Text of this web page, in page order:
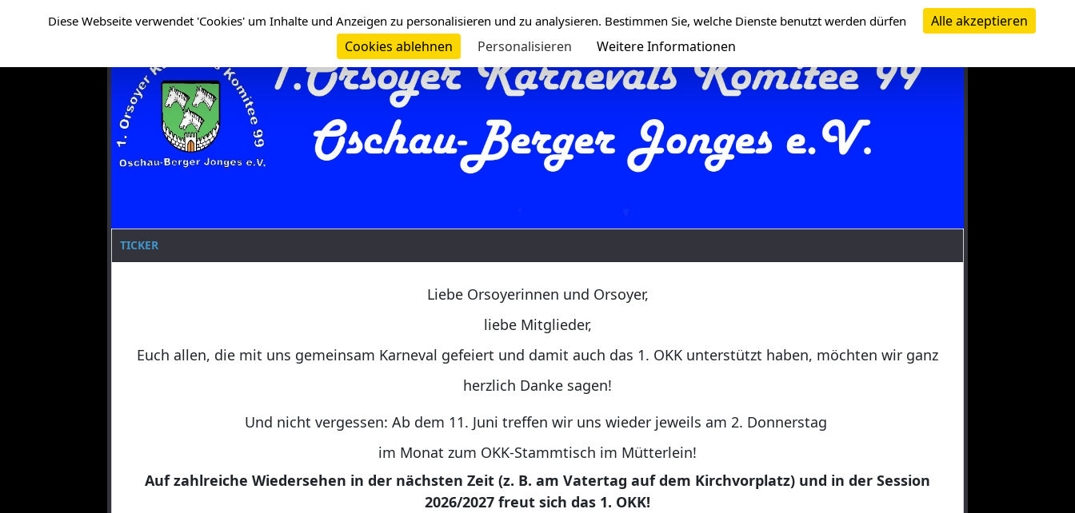
TICKER
Liebe Orsoyerinnen und Orsoyer,
liebe Mitglieder,
Euch allen, die mit uns gemeinsam Karneval gefeiert und damit auch das 1. OKK unterstützt haben, möchten wir ganz
herzlich Danke sagen!
Und nicht vergessen: Ab dem 11. Juni treffen wir uns wieder jeweils am 2. Donnerstag
im Monat zum OKK-Stammtisch im Mütterlein!
Auf zahlreiche Wiedersehen in der nächsten Zeit (z. B. am Vatertag auf dem Kirchvorplatz) und in der Session
2026/2027 freut sich das 1. OKK!
Diese Webseite verwendet 'Cookies' um Inhalte und Anzeigen zu personalisieren und zu analysieren. Bestimmen Sie, welche Dienste benutzt werden dürfen
Alle akzeptieren
Cookies ablehnen
Personalisieren Weitere Informationen